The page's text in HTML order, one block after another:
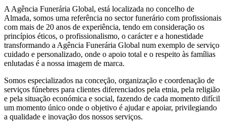
A Agência Funerária Global, está localizada no concelho de
Almada, somos uma referência no sector funerário com profissionais
com mais de 20 anos de experiência, tendo em consideração os
princípios éticos, o profissionalismo, o carácter e a honestidade
transformando a Agência Funerária Global num exemplo de serviço
cuidado e personalizado, onde o apoio total e o respeito às famílias
enlutadas é a nossa imagem de marca.
Somos especializados na conceção, organização e coordenação de
serviços fúnebres para clientes diferenciados pela etnia, pela religião
e pela situação económica e social, fazendo de cada momento difícil
um momento único onde o objetivo é ajudar e apoiar, privilegiando
a qualidade e inovação dos nossos serviços.